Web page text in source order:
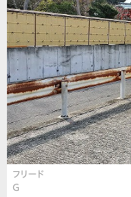
フリード
G